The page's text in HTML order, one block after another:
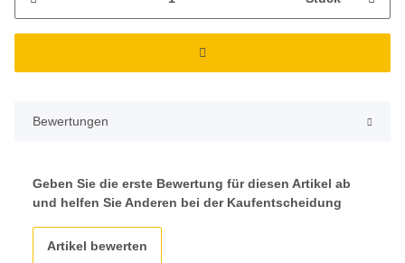
Bewertungen
Geben Sie die erste Bewertung für diesen Artikel ab
und helfen Sie Anderen bei der Kaufentscheidung
Artikel bewerten